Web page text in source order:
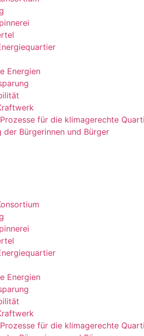
Energien
für die klimagerechte
der Bürgerinnen und Bürger
Energien
für die klimagerechte